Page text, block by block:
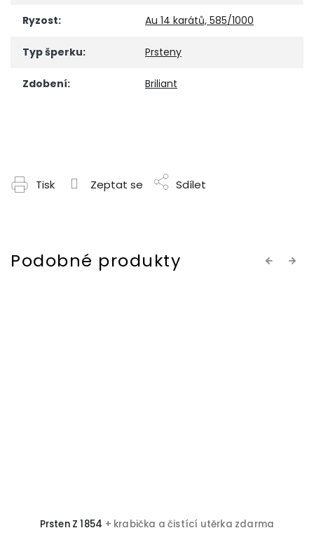
Ryzost: Au 14 karátů, 585/1000
Typ šperku: Prsteny
Zdobení: Briliant
Tisk Zeptat se Sdílet
Previous
Prsten Z 1854 + krabička a čistící utěrka zdarma
Next